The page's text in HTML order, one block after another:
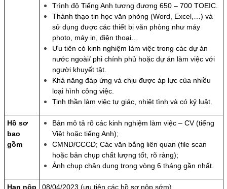
Trình độ Tiếng Anh tương đương 650 – 700 TOEIC.
Thành thạo tin học văn phòng (Word, Excel,…) và
sử dụng được các thiết bị văn phòng như máy
photo, máy in, điện thoại…
Ưu tiên có kinh nghiệm làm việc trong các dự án
nước ngoài/ phi chính phủ hoặc dự án làm việc với
người khuyết tật.
Khả năng đáp ứng và chịu được áp lực của nhiều
loại hình công việc.
Tinh thần làm việc tự giác, nhiệt tình và có kỷ luật.
Hồ sơ
bao
gồm
Bản mô tả rõ các kinh nghiệm làm việc – CV (tiếng
Việt hoặc tiếng Anh);
CMND/CCCD; Các văn bằng liên quan (file scan
hoặc bản chụp chất lượng tốt, rõ ràng);
Ảnh chụp chân dung trong vòng 6 tháng gần nhất.
Hạn nộp 08/04/2023 (ưu tiên các hồ sơ nộp sớm)